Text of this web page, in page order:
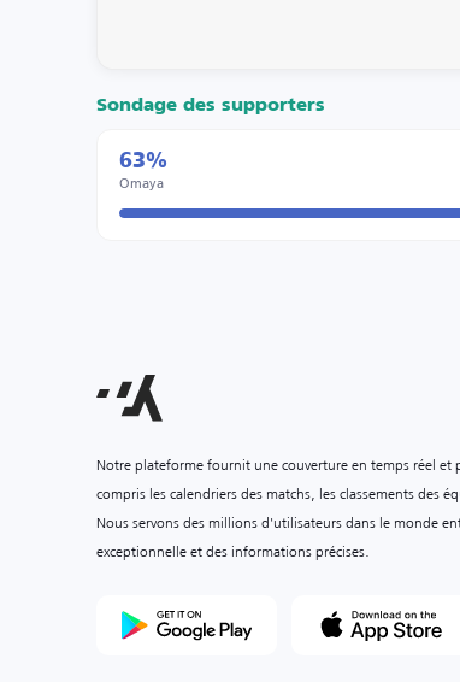
Sondage des supporters
63%
Omaya
Notre plateforme fournit une couverture en temps réel et
compris les calendriers des matchs, les classements des
Nous servons des millions d'utilisateurs dans le monde
exceptionnelle et des informations précises.